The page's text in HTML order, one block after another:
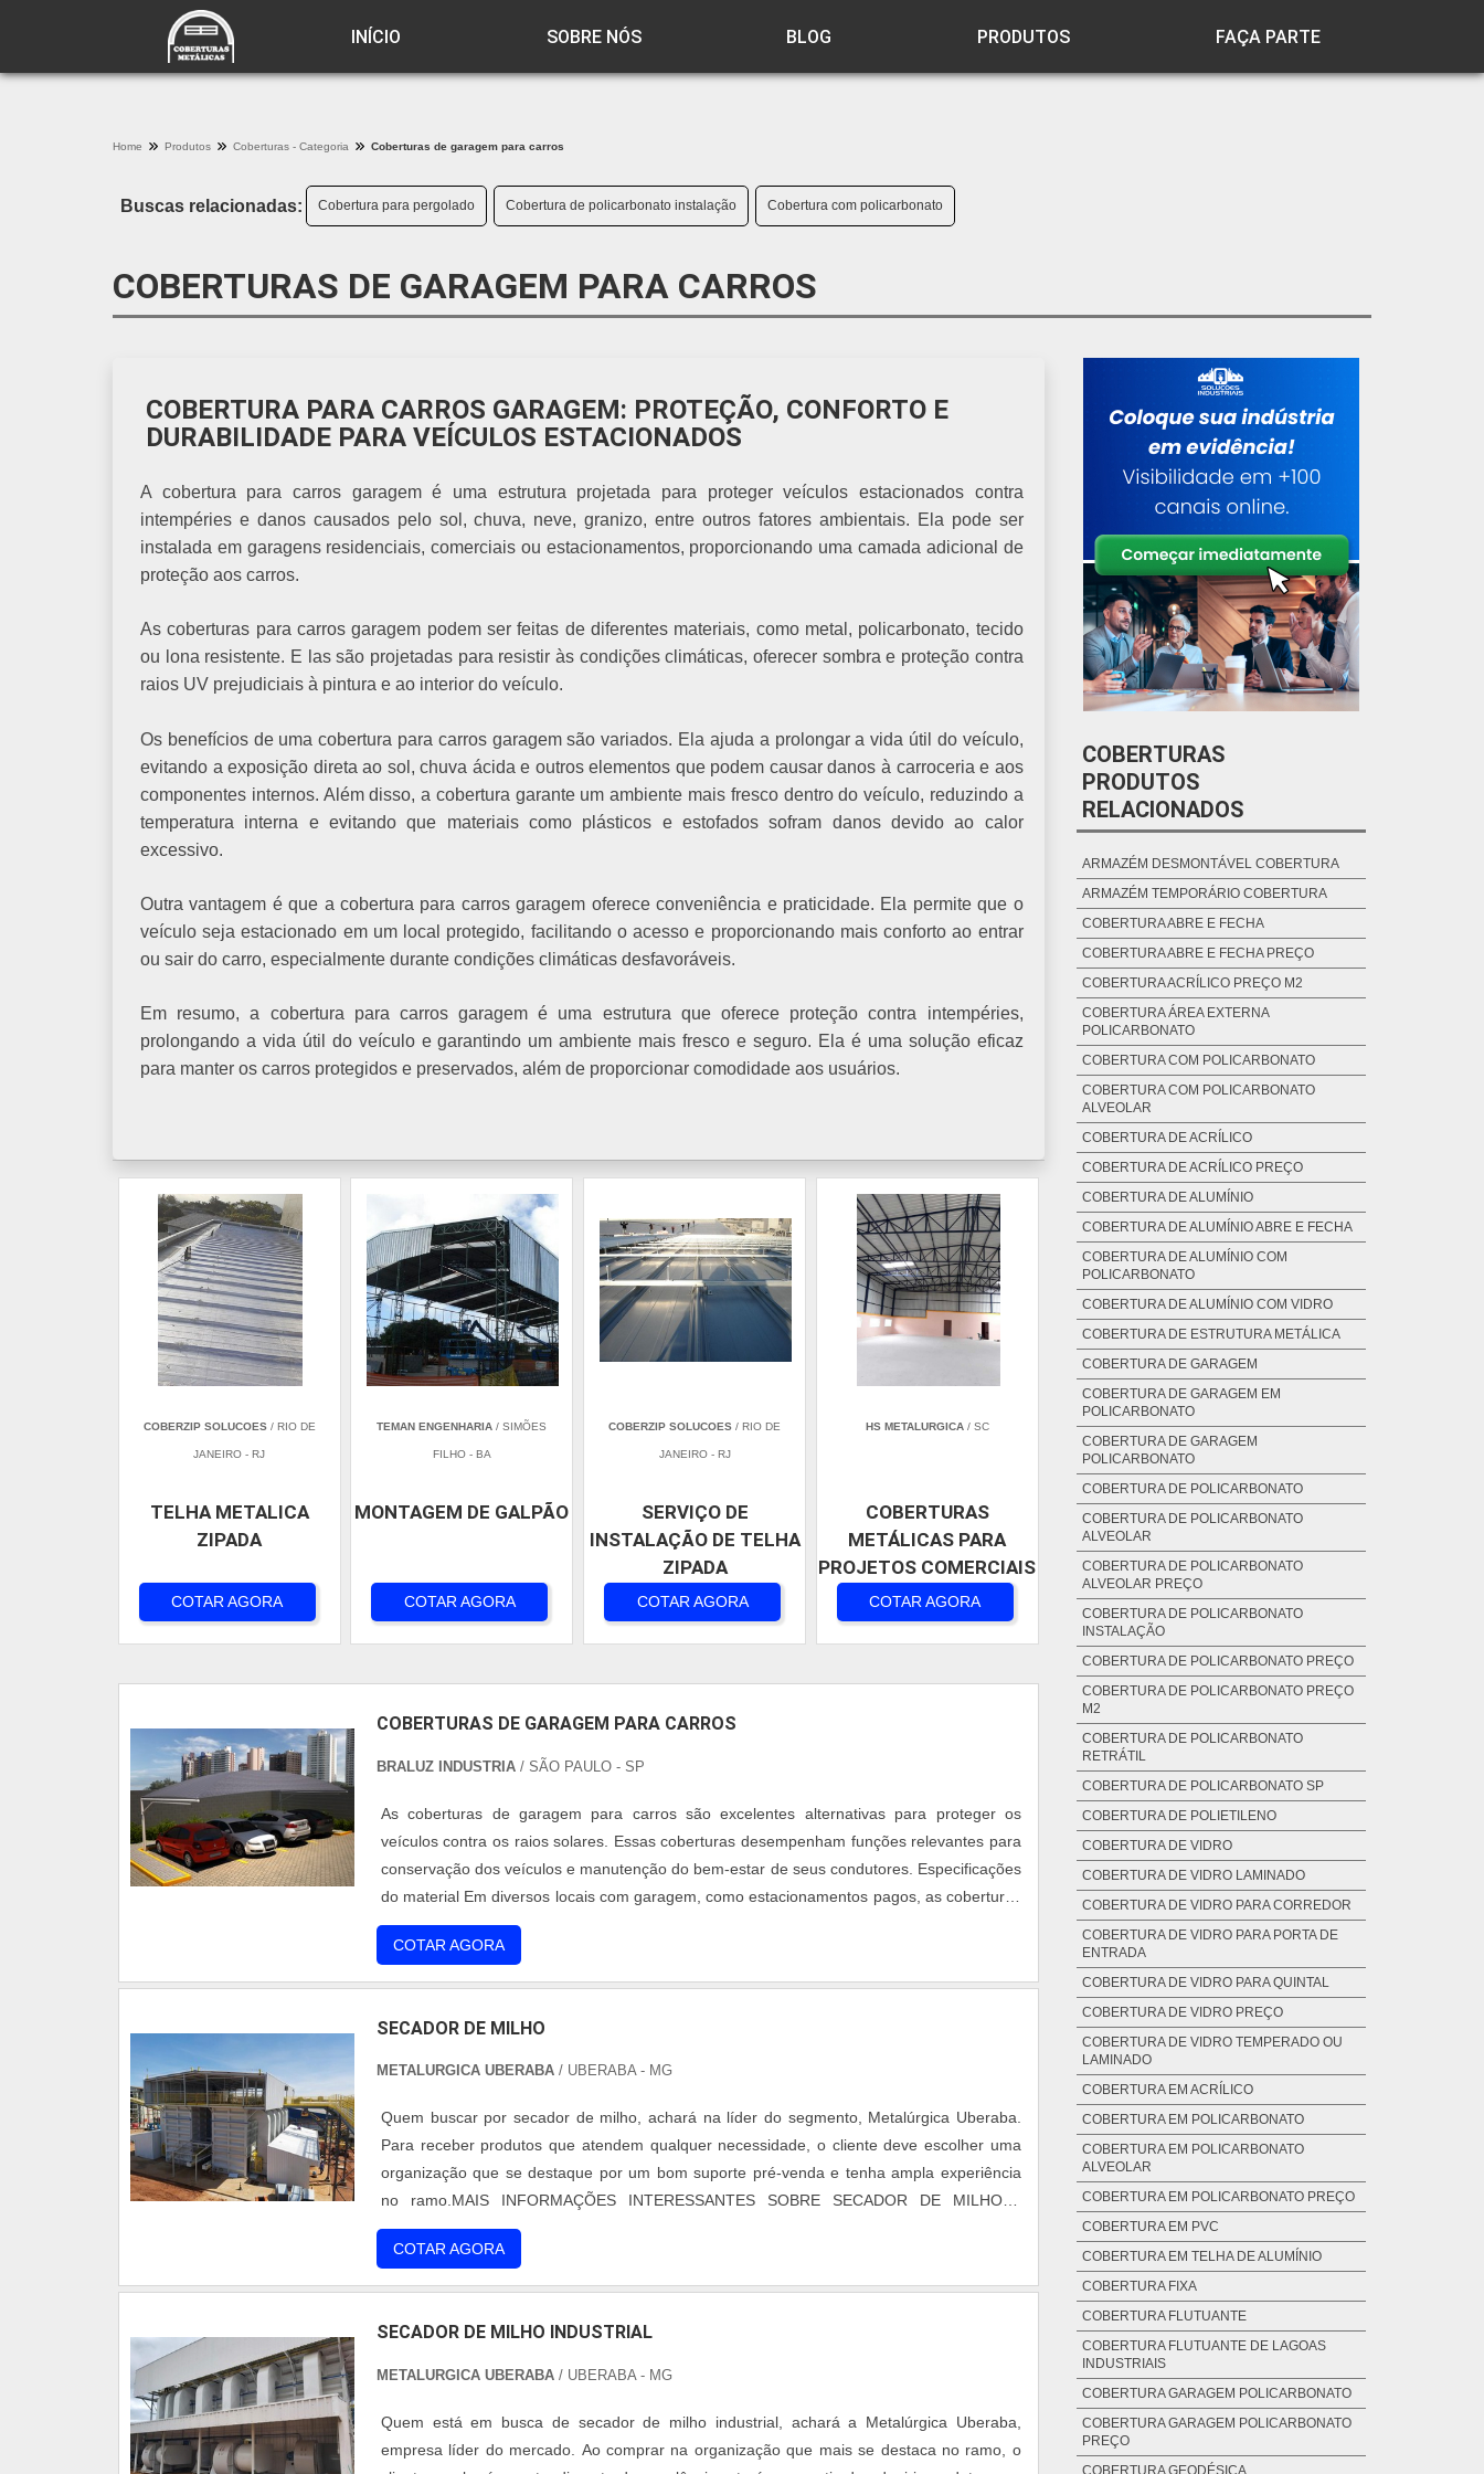
INÍCIO SOBRE NÓS BLOG PRODUTOS FAÇA PARTE
Home Produtos Coberturas - Categoria Coberturas de garagem para carros
Buscas relacionadas: Cobertura para pergolado Cobertura de policarbonato instalação Cobertura com policarbonato
COBERTURAS DE GARAGEM PARA CARROS
COBERTURA PARA CARROS GARAGEM: PROTEÇÃO, CONFORTO E
DURABILIDADE PARA VEÍCULOS ESTACIONADOS
A cobertura para carros garagem é uma estrutura projetada para proteger veículos estacionados contra
intempéries e danos causados pelo sol, chuva, neve, granizo, entre outros fatores ambientais. Ela pode ser
instalada em garagens residenciais, comerciais ou estacionamentos, proporcionando uma camada adicional de
proteção aos carros.
As coberturas para carros garagem podem ser feitas de diferentes materiais, como metal, policarbonato, tecido
ou lona resistente. E las são projetadas para resistir às condições climáticas, oferecer sombra e proteção contra
raios UV prejudiciais à pintura e ao interior do veículo.
Os benefícios de uma cobertura para carros garagem são variados. Ela ajuda a prolongar a vida útil do veículo,
evitando a exposição direta ao sol, chuva ácida e outros elementos que podem causar danos à carroceria e aos
componentes internos. Além disso, a cobertura garante um ambiente mais fresco dentro do veículo, reduzindo a
temperatura interna e evitando que materiais como plásticos e estofados sofram danos devido ao calor
excessivo.
Outra vantagem é que a cobertura para carros garagem oferece conveniência e praticidade. Ela permite que o
veículo seja estacionado em um local protegido, facilitando o acesso e proporcionando mais conforto ao entrar
ou sair do carro, especialmente durante condições climáticas desfavoráveis.
Em resumo, a cobertura para carros garagem é uma estrutura que oferece proteção contra intempéries,
prolongando a vida útil do veículo e garantindo um ambiente mais fresco e seguro. Ela é uma solução eficaz
para manter os carros protegidos e preservados, além de proporcionar comodidade aos usuários.
COBERZIP SOLUCOES/ RIO DE
JANEIRO - RJ
TELHA METALICA
ZIPADA
COTAR AGORA
TEMAN ENGENHARIA / SIMÕES
FILHO - BA
MONTAGEM DE GALPÃO
COTAR AGORA
COBERZIP SOLUCOES / RIO DE
JANEIRO - RJ
SERVIÇO DE
INSTALAÇÃO DE TELHA
ZIPADA
COTAR AGORA
HS METALURGICA/ SC
COBERTURAS
METÁLICAS PARA
PROJETOS COMERCIAIS
COTAR AGORA
COBERTURAS DE GARAGEM PARA CARROS
BRALUZ INDUSTRIA / SÃO PAULO - SP
As coberturas de garagem para carros são excelentes alternativas para proteger os
veículos contra os raios solares. Essas coberturas desempenham funções relevantes para
conservação dos veículos e manutenção do bem-estar de seus condutores. Especificações
do material Em diversos locais com garagem, como estacionamentos pagos, as coberturas
são responsáveis por protegerem os veículos de forma eficiente, fator que contribui para
na escolha...
COTAR AGORA
SECADOR DE MILHO
METALURGICA UBERABA / UBERABA - MG
Quem buscar por secador de milho, achará na líder do segmento, Metalúrgica Uberaba.
Para receber produtos que atendem qualquer necessidade, o cliente deve escolher uma
organização que se destaque por um bom suporte pré-venda e tenha ampla experiência
no ramo.MAIS INFORMAÇÕES INTERESSANTES SOBRE SECADOR DE MILHOSe
alguém quer achar secador de milho em uma empresa comprometida com seus serviços,
chega até a Metalúrgica Uberaba. Empresa especializada em aquecedor de caldo vertical
e secador rotativo, garantindo o que há de melhor na atualidade.Sem trocar o foco sobre
produtos e serviços que tenham ótima qualidade e proteção, pontos importantes que ficam
de fora no planejamento de empresas que visam apenas o lucro, deixando a desejar nos
companhias especializadas no segmento. Esse tipo de cuidado ajuda a garantir a
qualidade e durabilidade dos materiais, além de evitar prejuízos com substituições
COTAR AGORA
SECADOR DE MILHO INDUSTRIAL
METALURGICA UBERABA / UBERABA - MG
Quem está em busca de secador de milho industrial, achará a Metalúrgica Uberaba,
empresa líder do mercado. Ao comprar na organização que mais se destaca no ramo, o
COBERTURAS
PRODUTOS
RELACIONADOS
ARMAZÉM DESMONTÁVEL COBERTURA
ARMAZÉM TEMPORÁRIO COBERTURA
COBERTURA ABRE E FECHA
COBERTURA ABRE E FECHA PREÇO
COBERTURA ACRÍLICO PREÇO M2
COBERTURA ÁREA EXTERNA
POLICARBONATO
COBERTURA COM POLICARBONATO
COBERTURA COM POLICARBONATO
ALVEOLAR
COBERTURA DE ACRÍLICO
COBERTURA DE ACRÍLICO PREÇO
COBERTURA DE ALUMÍNIO
COBERTURA DE ALUMÍNIO ABRE E FECHA
COBERTURA DE ALUMÍNIO COM
POLICARBONATO
COBERTURA DE ALUMÍNIO COM VIDRO
COBERTURA DE ESTRUTURA METÁLICA
COBERTURA DE GARAGEM
COBERTURA DE GARAGEM EM
POLICARBONATO
COBERTURA DE GARAGEM
POLICARBONATO
COBERTURA DE POLICARBONATO
COBERTURA DE POLICARBONATO
ALVEOLAR
COBERTURA DE POLICARBONATO
ALVEOLAR PREÇO
COBERTURA DE POLICARBONATO
INSTALAÇÃO
COBERTURA DE POLICARBONATO PREÇO
COBERTURA DE POLICARBONATO PREÇO
M2
COBERTURA DE POLICARBONATO
RETRÁTIL
COBERTURA DE POLICARBONATO SP
COBERTURA DE POLIETILENO
COBERTURA DE VIDRO
COBERTURA DE VIDRO LAMINADO
COBERTURA DE VIDRO PARA CORREDOR
COBERTURA DE VIDRO PARA PORTA DE
ENTRADA
COBERTURA DE VIDRO PARA QUINTAL
COBERTURA DE VIDRO PREÇO
COBERTURA DE VIDRO TEMPERADO OU
LAMINADO
COBERTURA EM ACRÍLICO
COBERTURA EM POLICARBONATO
COBERTURA EM POLICARBONATO
ALVEOLAR
COBERTURA EM POLICARBONATO PREÇO
COBERTURA EM PVC
COBERTURA EM TELHA DE ALUMÍNIO
COBERTURA FIXA
COBERTURA FLUTUANTE
COBERTURA FLUTUANTE DE LAGOAS
INDUSTRIAIS
COBERTURA GARAGEM POLICARBONATO
COBERTURA GARAGEM POLICARBONATO
PREÇO
COBERTURA GEODÉSICA